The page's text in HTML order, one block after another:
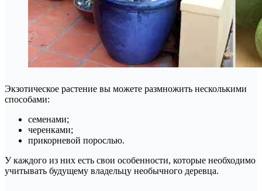
Экзотическое растение вы можете размножить несколькими
способами:
семенами;
черенками;
прикорневой порослью.
У каждого из них есть свои особенности, которые необходимо
учитывать будущему владельцу необычного деревца.